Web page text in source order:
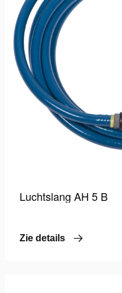
Luchtslang AH 5 B
Zie details